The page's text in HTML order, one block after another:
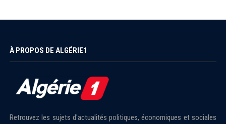
À PROPOS DE ALGÉRIE1
Retrouvez les sujets d'actualités politiques, économiques et sociales